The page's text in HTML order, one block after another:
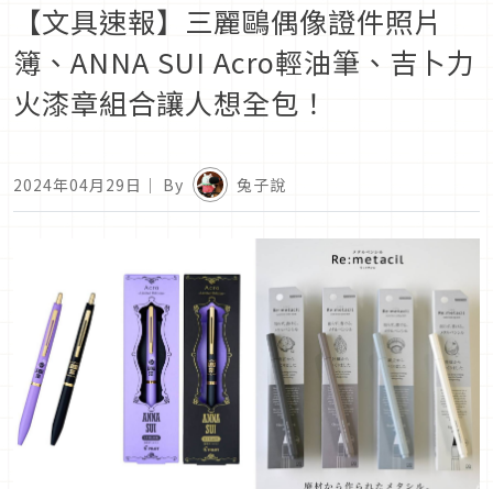
【文具速報】三麗鷗偶像證件照片
簿、ANNA SUI Acro輕油筆、吉卜力
火漆章組合讓人想全包！
2024年04月29日 ｜ By 兔子說